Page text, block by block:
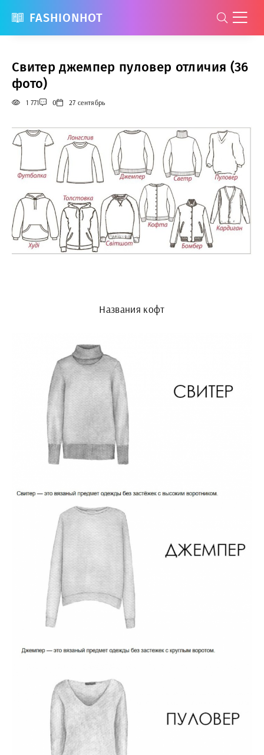
FASHIONHOT
Свитер джемпер пуловер отличия (36
фото)
1 771 0 27 сентябрь
Названия кофт